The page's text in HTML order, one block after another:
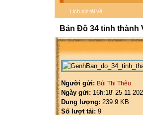
Lịch sử tải về
Bản Đồ 34 tỉnh thành
Người gửi: Bùi Thị Thêu
Ngày gửi: 16h:18' 25-11-
Dung lượng: 239.9 KB
Số lượt tải: 9